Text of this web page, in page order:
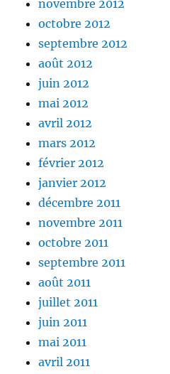
novembre 2012
octobre 2012
septembre 2012
août 2012
juin 2012
mai 2012
avril 2012
mars 2012
février 2012
janvier 2012
décembre 2011
novembre 2011
octobre 2011
septembre 2011
août 2011
juillet 2011
juin 2011
mai 2011
avril 2011